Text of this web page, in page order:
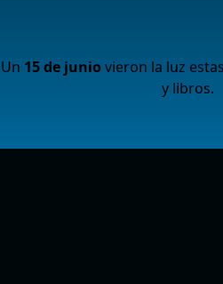
Un 15 de junio vieron la luz
y libros.